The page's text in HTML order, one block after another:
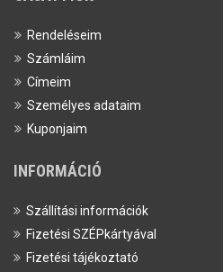
Rendeléseim
Számláim
Címeim
Személyes adataim
Kuponjaim
INFORMÁCIÓ
Szállítási információk
Fizetési SZÉPkártyával
Fizetési tájékoztató